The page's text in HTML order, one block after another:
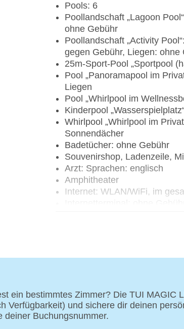
Pools: 6
Poollandschaft „Lagoon
ohne Gebühr
Poollandschaft „Activity
gegen Gebühr, Liegen:
25m-Sport-Pool „Sportpool
Pool „Panoramapool im
Liegen
Pool „Whirlpool im
Kinderpool
Whirlpool „Whirlpool im
Sonnendächer
Badetücher: ohne Gebühr
Souvenirshop, Ladenzeile,
Arzt: Sprachen: englisch
Amphitheater
Internet: WLAN/WiFi, im
Landeskategorie: 4 Sterne
ein bestimmtes Zimmer? Die TUI
Verfügbarkeit) und sichere dir deinen
deiner Buchungsnummer.